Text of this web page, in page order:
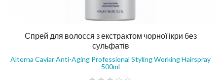
Спрей для волосся з екстрактом чорної ікри без
сульфатів
Alterna Caviar Anti-Aging Professional Styling Working Hairspray
500ml